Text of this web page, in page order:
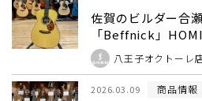
佐賀のビルダー合
「Beffnick」
内！ 八王子オクトーレ
2026.03.09 商品情報